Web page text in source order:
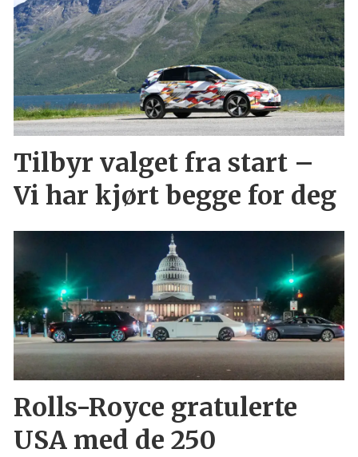
Tilbyr valget fra start –
Vi har kjørt begge for deg
Rolls-Royce gratulerte
USA med de 250